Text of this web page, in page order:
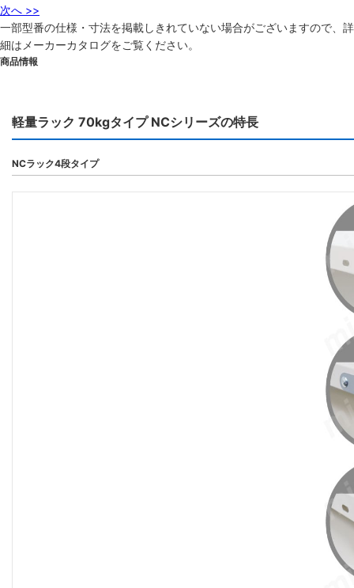
次へ >>
一部型番の仕様・寸法を掲載しきれていない場合がございますので、詳
細は メーカーカタログをご覧ください。
商品情報
軽量ラック 70kgタイプ NCシリーズの特長
NCラック4段タイプ